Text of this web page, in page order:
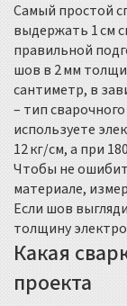
Самый простой
выдержать 1 см
правильной
шов в 2 мм
сантиметр, в
– тип
используете
12 кг/см, а при
Чтобы не
материале,
Если шов
толщину
Какая
проекта